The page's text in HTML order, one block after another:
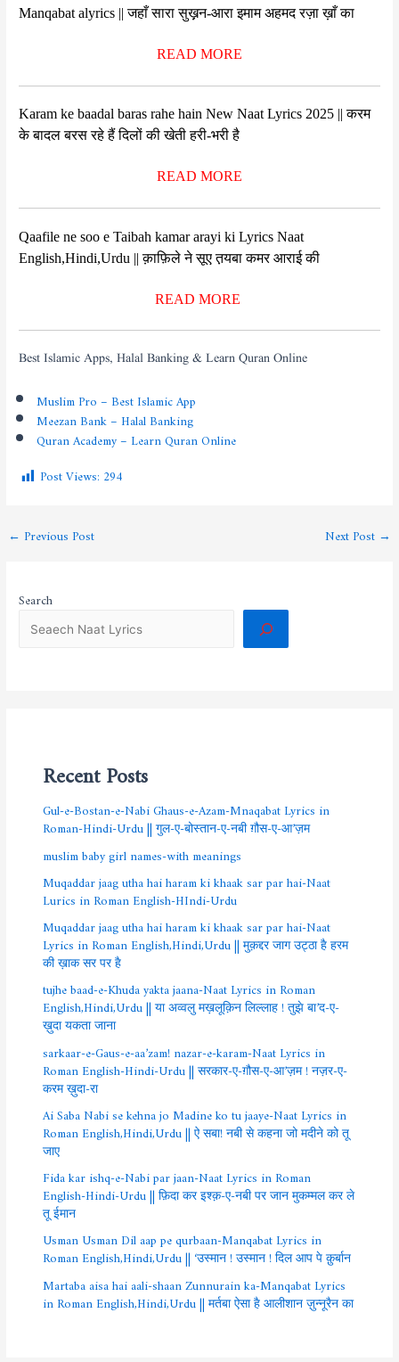
Manqabat alyrics || जहाँ सारा सुख़़न-आरा इमाम अहमद रज़ा ख़ाँ का
READ MORE
Karam ke baadal baras rahe hain New Naat Lyrics 2025 || करम
के बादल बरस रहे हैं दिलों की खेती हरी-भरी है
READ MORE
Qaafile ne soo e Taibah kamar arayi ki Lyrics Naat
English,Hindi,Urdu || क़ाफ़िले ने सूए त़यबा कमर आराई की
READ MORE
Best Islamic Apps, Halal Banking & Learn Quran Online
Muslim Pro – Best Islamic App
Meezan Bank – Halal Banking
Quran Academy – Learn Quran Online
Post Views:294
← Previous Post Next Post→
Search
Recent Posts
Gul-e-Bostan-e-Nabi Ghaus-e-Azam-Mnaqabat Lyrics in
Roman-Hindi-Urdu || गुल-ए-बोस्तान-ए-नबी ग़ौस-ए-आ’ज़म
muslim baby girl names-with meanings
Muqaddar jaag utha hai haram ki khaak sar par hai-Naat
Lurics in Roman English-HIndi-Urdu
Muqaddar jaag utha hai haram ki khaak sar par hai-Naat
Lyrics in Roman English,Hindi,Urdu || मुक़द्दर जाग उट्ठा है हरम
की ख़ाक सर पर है
tujhe baad-e-Khuda yakta jaana-Naat Lyrics in Roman
English,Hindi,Urdu || या अव्वलु मख़लूक़िन लिल्लाह ! तुझे बा’द-ए-
ख़ुदा यकता जाना
sarkaar-e-Gaus-e-aa’zam! nazar-e-karam-Naat Lyrics in
Roman English-Hindi-Urdu || सरकार-ए-ग़ौस-ए-आ’ज़म ! नज़र-ए-
करम ख़ुदा-रा
Ai Saba Nabi se kehna jo Madine ko tu jaaye-Naat Lyrics in
Roman English,Hindi,Urdu || ऐ सबा! नबी से कहना जो मदीने को तू
जाए
Fida kar ishq-e-Nabi par jaan-Naat Lyrics in Roman
English-Hindi-Urdu || फ़िदा कर इश्क़-ए-नबी पर जान मुकम्मल कर ले
तू ईमान
Usman Usman Dil aap pe qurbaan-Manqabat Lyrics in
Roman English,Hindi,Urdu || ‘उस्मान ! उस्मान ! दिल आप पे क़ुर्बान
Martaba aisa hai aali-shaan Zunnurain ka-Manqabat Lyrics
in Roman English,Hindi,Urdu || मर्तबा ऐसा है आलीशान ज़ुन्नूरैन का